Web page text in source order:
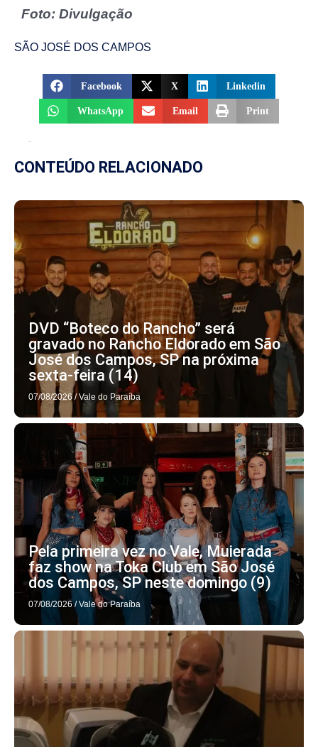
Foto: Divulgação
SÃO JOSÉ DOS CAMPOS
Facebook X Linkedin
WhatsApp Email Print
CONTEÚDO RELACIONADO
DVD “Boteco do Rancho” será
gravado no Rancho Eldorado em São
José dos Campos, SP na próxima
sexta-feira (14)
07/08/2026 / Vale do Paraíba
Pela primeira vez no Vale, Muierada
faz show na Toka Club em São José
dos Campos, SP neste domingo (9)
07/08/2026 / Vale do Paraíba